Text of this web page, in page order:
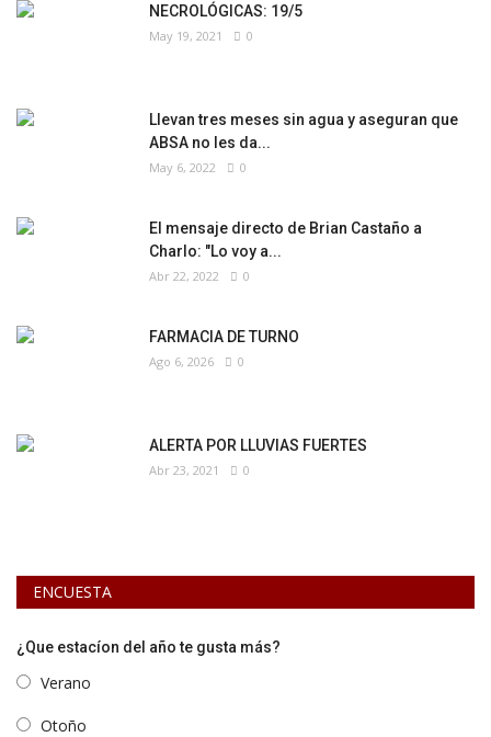
NECROLÓGICAS: 19/5
May 19, 2021 0
Llevan tres meses sin agua y aseguran que
ABSA no les da...
May 6, 2022 0
El mensaje directo de Brian Castaño a
Charlo: "Lo voy a...
Abr 22, 2022 0
FARMACIA DE TURNO
Ago 6, 2026 0
ALERTA POR LLUVIAS FUERTES
Abr 23, 2021 0
ENCUESTA
¿Que estacíon del año te gusta más?
Verano
Otoño